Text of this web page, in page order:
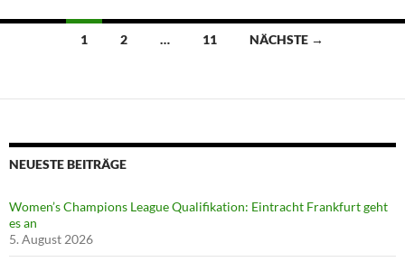
Beitragsnavigation
1 2 … 11 NÄCHSTE →
NEUESTE BEITRÄGE
Women’s Champions League Qualifikation: Eintracht Frankfurt geht
es an
5. August 2026